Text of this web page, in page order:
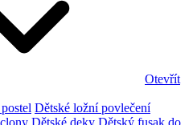
Otevřít
Dětské ložní povlečení
Dětské deky Dětský fusak do